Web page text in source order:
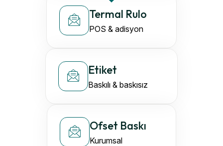
Termal Rulo
POS & adisyon
Etiket
Baskılı & baskısız
Ofset Baskı
Kurumsal